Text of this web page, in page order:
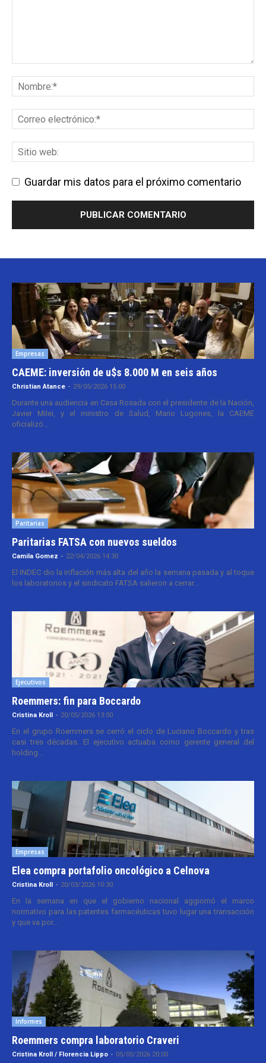
Guardar mis datos para el próximo comentario
Empresas
CAEME: inversión de u$s 8.000 M en seis años
Christian Atance - 29/05/2026 15:00
Durante una audiencia en Casa Rosada con el presidente de la Nación,
Javier Milei, y el ministro de Salud, Mario Lugones, la CAEME
oficializó...
Paritarias
Paritarias FATSA con nuevos sueldos
Camila Gomez - 22/04/2026 14:30
El INDEC dio la inflación más alta del año la semana pasada y al toque
los laboratorios y el sindicato FATSA salieron a cerrar...
Ejecutivos
Roemmers: fin para Boccardo
Cristina Kroll - 20/05/2026 13:00
En el grupo Roemmers se cerró el ciclo de Luciano Boccardo y tras
casi tres décadas. El ejecutivo actuaba como gerente general del
holding...
Empresas
Elea compra portafolio oncológico a Celnova
Cristina Kroll - 20/03/2026 10:30
En la semana en que el gobierno nacional aggiornó el marco
normativo para las patentes farmacéuticas tuvo lugar una transacción
y que va por...
Informes
Roemmers compra laboratorio Craveri
Cristina Kroll / Florencia Lippo - 05/05/2026 20:00